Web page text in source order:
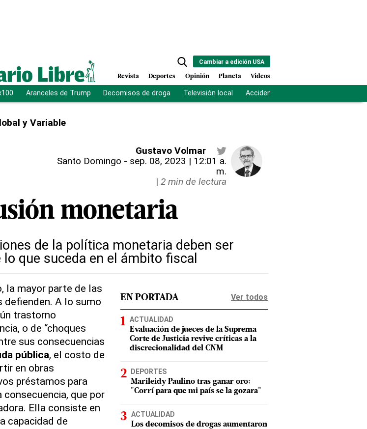
Cambiar a edición USA
Revista Deportes Opinión Planeta Videos
Aranceles de Trump Decomisos de droga Televisión local Accidente Los Ríos
y Variable
Gustavo Volmar
Santo Domingo - sep. 08, 2023 | 12:01 a.
m.
| 2 min de lectura
monetaria
de la política monetaria deben ser
que suceda en el ámbito fiscal
la mayor parte de las
defienden. A lo sumo
trastorno
o de “choques
sus consecuencias
pública, el costo de
en obras
préstamos para
que por
Ella consiste en
capacidad de
EN PORTADA Ver todos
ACTUALIDAD
Evaluación de jueces de la Suprema
Corte de Justicia revive críticas a la
discrecionalidad del CNM
DEPORTES
Marileidy Paulino tras ganar oro:
"Corrí para que mi país se la gozara"
ACTUALIDAD
Los decomisos de drogas aumentaron